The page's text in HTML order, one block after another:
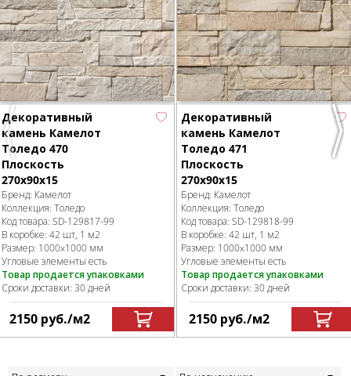
Previous
Декоративный
камень Камелот
Толедо 470
Плоскость
270х90х15
Бренд: Камелот
Коллекция: Толедо
Код товара: SD-129817-99
В коробке: 42 шт, 1 м2
Размер: 1000x1000 мм
Угловые элементы есть
Товар продается упаковками
Сроки доставки: 30 дней
2150 руб./м2
Декоративный
камень Камелот
Толедо 471
Плоскость
270х90х15
Бренд: Камелот
Коллекция: Толедо
Код товара: SD-129818-99
В коробке: 42 шт, 1 м2
Размер: 1000x1000 мм
Угловые элементы есть
Товар продается упаковками
Сроки доставки: 30 дней
2150 руб./м2